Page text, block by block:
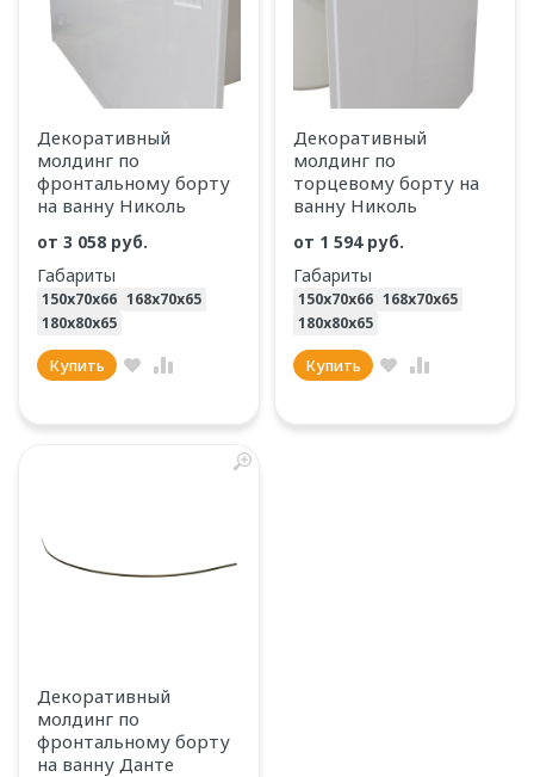
Декоративный
молдинг по
фронтальному борту
на ванну Николь
от 3 058 руб.
Габариты
150х70х66 168х70х65
180х80х65
Купить
Декоративный
молдинг по
торцевому борту на
ванну Николь
от 1 594 руб.
Габариты
150х70х66 168х70х65
180х80х65
Купить
Декоративный
молдинг по
фронтальному борту
на ванну Данте